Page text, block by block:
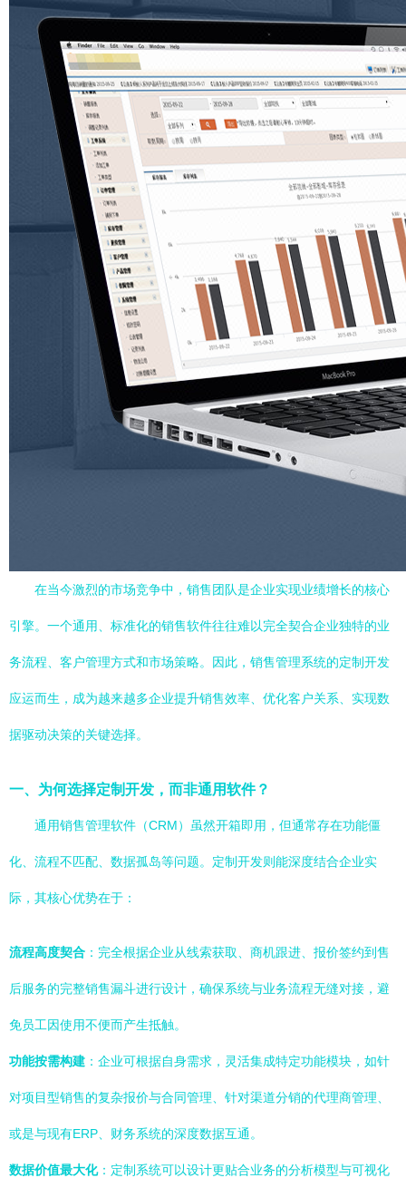
在当今激烈的市场竞争中，销售团队是企业实现业绩增长的核心
引擎。一个通用、标准化的销售软件往往难以完全契合企业独特的业
务流程、客户管理方式和市场策略。因此，销售管理系统的定制开发
应运而生，成为越来越多企业提升销售效率、优化客户关系、实现数
据驱动决策的关键选择。
一、为何选择定制开发，而非通用软件？
通用销售管理软件（CRM）虽然开箱即用，但通常存在功能僵
化、流程不匹配、数据孤岛等问题。定制开发则能深度结合企业实
际，其核心优势在于：
流程高度契合 ：完全根据企业从线索获取、商机跟进、报价签约到售
后服务的完整销售漏斗进行设计，确保系统与业务流程无缝对接，避
免员工因使用不便而产生抵触。
功能按需构建 ：企业可根据自身需求，灵活集成特定功能模块，如针
对项目型销售的复杂报价与合同管理、针对渠道分销的代理商管理、
或是与现有ERP、财务系统的深度数据互通。
数据价值最大化：定制系统可以设计更贴合业务的分析模型与可视化